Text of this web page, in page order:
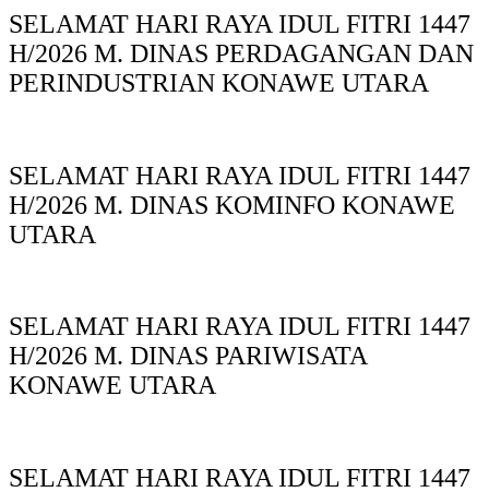
SELAMAT HARI RAYA IDUL FITRI 1447
H/2026 M. DINAS PERDAGANGAN DAN
PERINDUSTRIAN KONAWE UTARA
SELAMAT HARI RAYA IDUL FITRI 1447
H/2026 M. DINAS KOMINFO KONAWE
UTARA
SELAMAT HARI RAYA IDUL FITRI 1447
H/2026 M. DINAS PARIWISATA
KONAWE UTARA
SELAMAT HARI RAYA IDUL FITRI 1447